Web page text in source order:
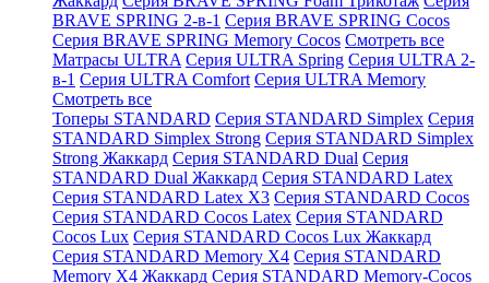
BRAVE SPRING 2-в-1 Серия BRAVE SPRING Cocos
Серия BRAVE SPRING Memory Cocos Смотреть все
Матрасы ULTRA Серия ULTRA Spring Серия ULTRA 2-
в-1 Серия ULTRA Comfort Серия ULTRA Memory
Смотреть все
Топеры STANDARD Серия STANDARD Simplex Серия
STANDARD Simplex Strong Серия STANDARD Simplex
Strong Жаккард Серия STANDARD Dual Серия
STANDARD Dual Жаккард Серия STANDARD Latex
Серия STANDARD Latex X3 Серия STANDARD Cocos
Серия STANDARD Cocos Latex Серия STANDARD
Cocos Lux Серия STANDARD Cocos Lux Жаккард
Серия STANDARD Memory X4 Серия STANDARD
Memory X4 Жаккард Серия STANDARD Memory-Cocos